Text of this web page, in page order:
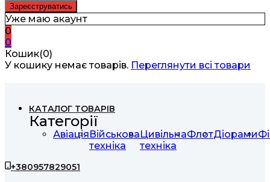
Уже маю акаунт
0
0
Кошик(0)
У кошику немає товарів. Переглянути всі товари
КАТАЛОГ ТОВАРІВ
Категорії
АвіаціяВійськова
техніка
Цивільна
техніка
ФлотДіорами
+380957829051